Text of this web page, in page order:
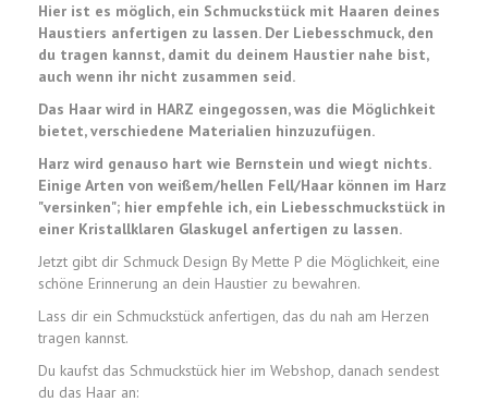
Hier ist es möglich, ein Schmuckstück mit Haaren deines
Haustiers anfertigen zu lassen. Der Liebesschmuck, den
du tragen kannst, damit du deinem Haustier nahe bist,
auch wenn ihr nicht zusammen seid.
Das Haar wird in HARZ eingegossen, was die Möglichkeit
bietet, verschiedene Materialien hinzuzufügen.
Harz wird genauso hart wie Bernstein und wiegt nichts.
Einige Arten von weißem/hellen Fell/Haar können im Harz
"versinken"; hier empfehle ich, ein Liebesschmuckstück in
einer Kristallklaren Glaskugel anfertigen zu lassen.
Jetzt gibt dir Schmuck Design By Mette P die Möglichkeit, eine
schöne Erinnerung an dein Haustier zu bewahren.
Lass dir ein Schmuckstück anfertigen, das du nah am Herzen
tragen kannst.
Du kaufst das Schmuckstück hier im Webshop, danach sendest
du das Haar an: